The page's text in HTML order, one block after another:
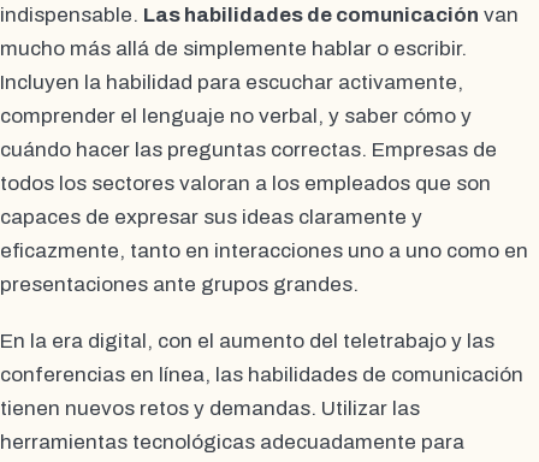
indispensable. Las habilidades de comunicación van
mucho más allá de simplemente hablar o escribir.
Incluyen la habilidad para escuchar activamente,
comprender el lenguaje no verbal, y saber cómo y
cuándo hacer las preguntas correctas. Empresas de
todos los sectores valoran a los empleados que son
capaces de expresar sus ideas claramente y
eficazmente, tanto en interacciones uno a uno como en
presentaciones ante grupos grandes.
En la era digital, con el aumento del teletrabajo y las
conferencias en línea, las habilidades de comunicación
tienen nuevos retos y demandas. Utilizar las
herramientas tecnológicas adecuadamente para